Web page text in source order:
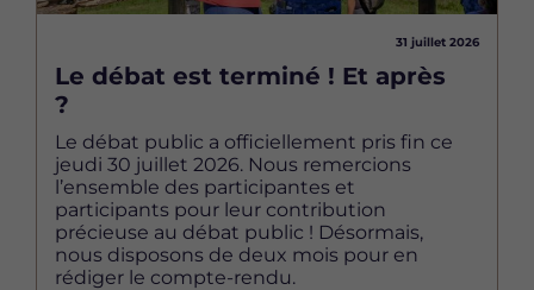
31 juillet 2026
Le débat est terminé ! Et après
?
Le débat public a officiellement pris fin ce
jeudi 30 juillet 2026. Nous remercions
l’ensemble des participantes et
participants pour leur contribution
précieuse au débat public ! Désormais,
nous disposons de deux mois pour en
rédiger le compte-rendu.